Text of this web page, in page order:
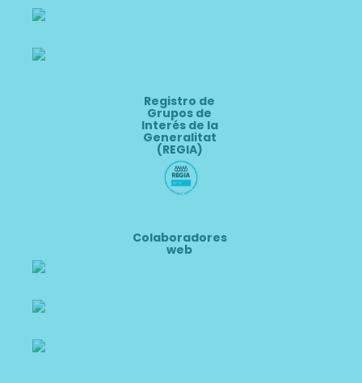
Registro de
Grupos de
Interés de la
Generalitat
(REGIA)
Colaboradores
web